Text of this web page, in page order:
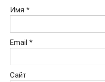
Имя *
Email *
Сайт